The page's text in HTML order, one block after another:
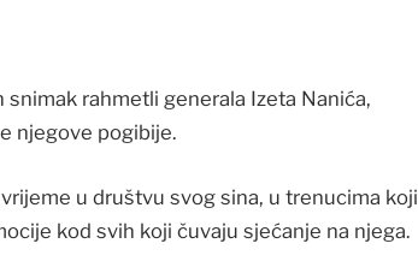
rahmetli generala Izeta Nanića,
njegove pogibije.
u društvu svog sina, u trenucima koji
kod svih koji čuvaju sjećanje na njega.